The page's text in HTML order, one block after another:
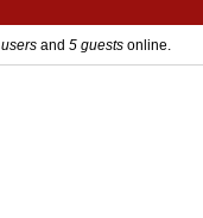
and 5 guests online.